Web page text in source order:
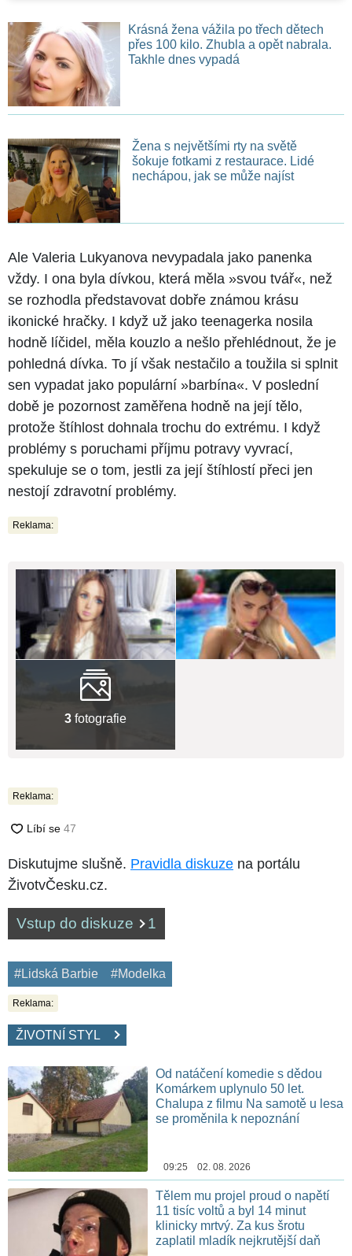
Krásná žena vážila po třech dětech
přes 100 kilo. Zhubla a opět nabrala.
Takhle dnes vypadá
Žena s největšími rty na světě
šokuje fotkami z restaurace. Lidé
nechápou, jak se může najíst
Ale Valeria Lukyanova nevypadala jako panenka
vždy. I ona byla dívkou, která měla »svou tvář«, než
se rozhodla představovat dobře známou krásu
ikonické hračky. I když už jako teenagerka nosila
hodně líčidel, měla kouzlo a nešlo přehlédnout, že je
pohledná dívka. To jí však nestačilo a toužila si splnit
sen vypadat jako populární »barbína«. V poslední
době je pozornost zaměřena hodně na její tělo,
protože štíhlost dohnala trochu do extrému. I když
problémy s poruchami příjmu potravy vyvrací,
spekuluje se o tom, jestli za její štíhlostí přeci jen
nestojí zdravotní problémy.
Reklama:
3 fotografie
Reklama:
Diskutujme slušně. Pravidla diskuze na portálu
ŽivotvČesku.cz.
Vstup do diskuze 1
#Lidská Barbie #Modelka
Reklama:
ŽIVOTNÍ STYL
Od natáčení komedie s dědou
Komárkem uplynulo 50 let.
Chalupa z filmu Na samotě u lesa
se proměnila k nepoznání
09:25 02. 08. 2026
Tělem mu projel proud o napětí
11 tisíc voltů a byl 14 minut
klinicky mrtvý. Za kus šrotu
zaplatil mladík nejkrutější daň